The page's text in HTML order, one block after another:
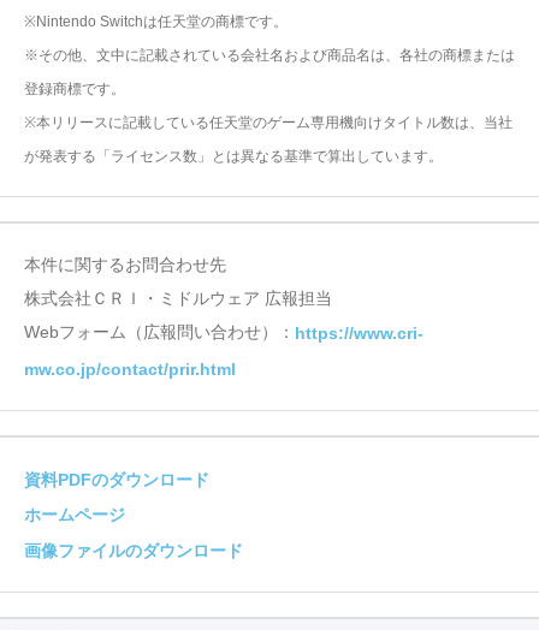
※Nintendo Switchは任天堂の商標です。
※その他、文中に記載されている会社名および商品名は、各社の商標または
登録商標です。
※本リリースに記載している任天堂のゲーム専用機向けタイトル数は、当社
が発表する「ライセンス数」とは異なる基準で算出しています。
本件に関するお問合わせ先
株式会社ＣＲＩ・ミドルウェア 広報担当
Webフォーム（広報問い合わせ）： https://www.cri-
mw.co.jp/contact/prir.html
資料PDFのダウンロード
ホームページ
画像ファイルのダウンロード